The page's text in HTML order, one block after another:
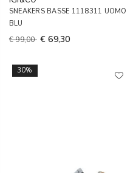
SNEAKERS BASSE 1118311 UOMO
BLU
€ 99,00 € 69,30
30%